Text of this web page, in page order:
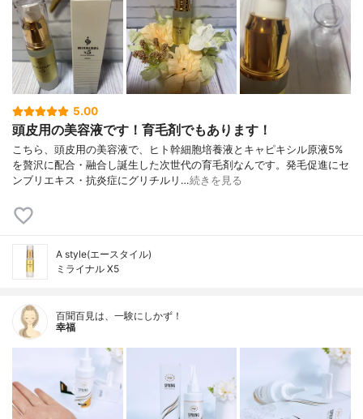
5.00
頭皮用の美容液です！育毛剤でもあります！
こちら、頭皮用の美容液で、ヒト幹細胞培養液とキャピキシル原液5%
を贅沢に配合・融合し誕生した次世代の育毛剤なんです。発毛促進にセ
ンブリエキス・抗炎症にグリチルリ…続きを見る
A style(エースタイル)
ミライナル X5
百聞百見は、一験にしかず！
幸福